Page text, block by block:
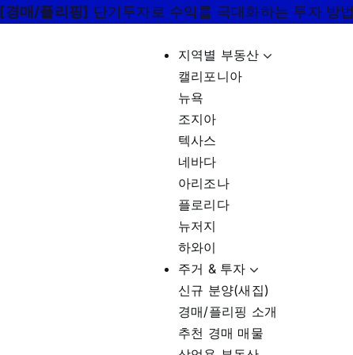
[경매/플리핑] 단기투자로 수익률 극대화하는 투자 방법
지역별 부동산
캘리포니아
뉴욕
조지아
텍사스
네바다
아리조나
플로리다
뉴저지
하와이
주거 & 투자
신규 분양(새집)
경매/플리핑 소개
추천 경매 매물